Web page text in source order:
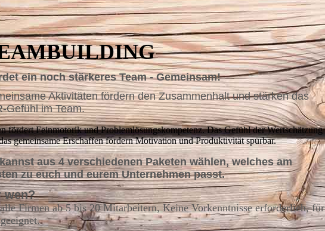
ein noch stärkeres Team - Gemeinsam!
Aktivitäten fördern den Zusammenhalt und stärken das
Gefühl im Team.
fördert Feinmotorik und Problemlösungskompetenz. Das Gefühl der Wertschätzung
gemeinsame Erschaffen fördern Motivation und Produktivität spürbar.
aus 4 verschiedenen Paketen wählen, welches am
zu euch und eurem Unternehmen passt.
wen?
Firmen ab 5 bis 20 Mitarbeitern, Keine Vorkenntnisse erforderlich, für